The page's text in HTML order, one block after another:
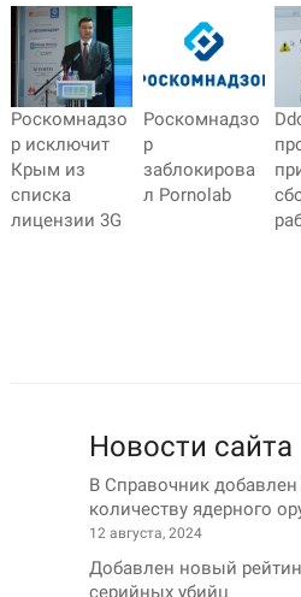
Роскомнадзо
р исключит
Крым из
списка
лицензии 3G
Роскомнадзо
р
заблокирова
л Pornolab
Новости сайта
В Справочник добавлен
количеству ядерного
12 августа, 2024
Добавлен новый
серийных убийц